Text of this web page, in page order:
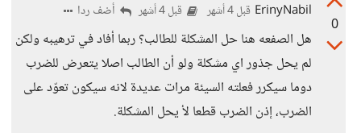
0
ErinyNabil قبل 4 أشهر قبل 4 أشهر أضف ردا
هل الصفعه هنا حل المشكلة للطالب؟ ربما أفاد في ترهيبه ولكن
لم يحل جذور اي مشكلة ولو أن الطالب اصلا يتعرض للضرب
دوما سيكرر فعلته السيئة مرات عديدة لانه سيكون تعوّد على
الضرب، إذن الضرب قطعا لأ يحل المشكلة.